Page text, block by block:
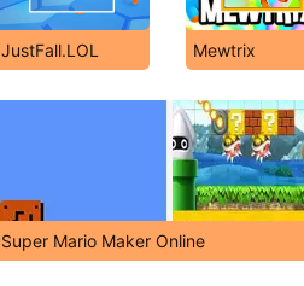
JustFall.LOL Mewtrix
Super Mario Maker Online